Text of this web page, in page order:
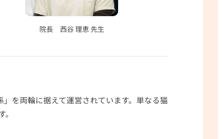
院長 西谷 理恵 先生
を両輪に据えて運営されています。単なる猫